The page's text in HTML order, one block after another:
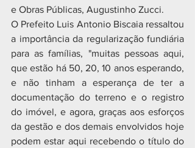
e Obras Públicas, Augustinho Zucci.
O Prefeito Luis Antonio Biscaia ressaltou
a importância da regularização fundiária
para as famílias, "muitas pessoas aqui,
que estão há 50, 20, 10 anos esperando,
e não tinham a esperança de ter a
documentação do terreno e o registro
do imóvel, e agora, graças aos esforços
da gestão e dos demais envolvidos hoje
podem estar aqui recebendo o título do